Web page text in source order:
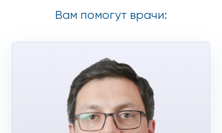
Царапинки на слизистой матки делают ее как бы более
липкой, поэтому шанс зацепиться за такую поверхность у
эмбриона возрастает.
Специалисты нашей клиники имеют колоссальный опыт в
лечении пациенток с любыми гинекологическими
Вам помогут врачи: